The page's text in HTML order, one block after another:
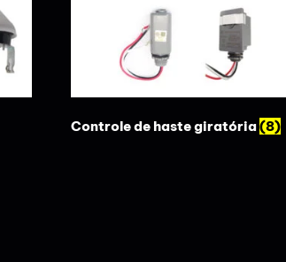
Controle de haste giratória(8)